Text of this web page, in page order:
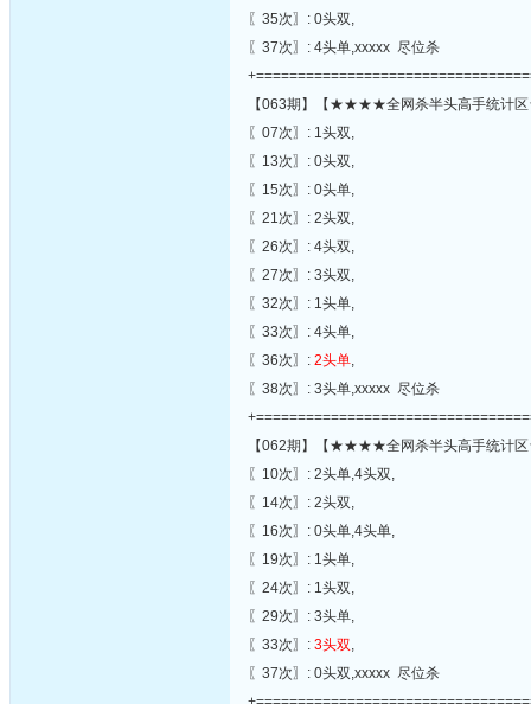
〖35次〗: 0头双,
〖37次〗: 4头单,xxxxx 尽位杀
【063期】【★★★★全网杀半头高手统计
〖07次〗: 1头双,
〖13次〗: 0头双,
〖15次〗: 0头单,
〖21次〗: 2头双,
〖26次〗: 4头双,
〖27次〗: 3头双,
〖32次〗: 1头单,
〖33次〗: 4头单,
〖36次〗: 2头单,
〖38次〗: 3头单,xxxxx 尽位杀
【062期】【★★★★全网杀半头高手统计
〖10次〗: 2头单,4头双,
〖14次〗: 2头双,
〖16次〗: 0头单,4头单,
〖19次〗: 1头单,
〖24次〗: 1头双,
〖29次〗: 3头单,
〖33次〗: 3头双,
〖37次〗: 0头双,xxxxx 尽位杀